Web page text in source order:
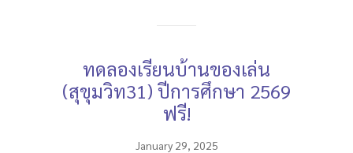
ทดลองเรียนบ้านของเล่น
(สุขุมวิท31) ปีการศึกษา 2569
ฟรี!
January 29, 2025